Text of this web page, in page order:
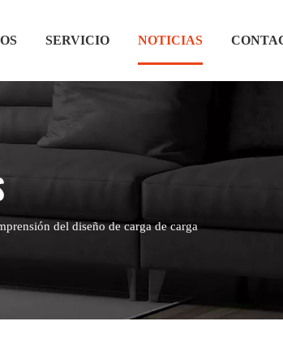
SERVICIO NOTICIAS
del diseño de carga de carga